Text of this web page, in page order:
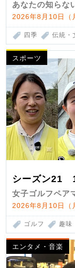
あなたの知らな
2026年8月10日（
四季 伝統・
スポーツ
シーズン21
女子ゴルフペア
2026年8月10日（
ゴルフ 趣味
エンタメ・音楽